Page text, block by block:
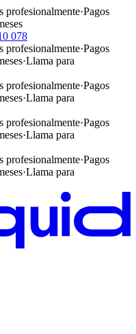
profesionalmente·Pagos
078
profesionalmente·Pagos
·Llama para
profesionalmente·Pagos
·Llama para
profesionalmente·Pagos
·Llama para
profesionalmente·Pagos
·Llama para